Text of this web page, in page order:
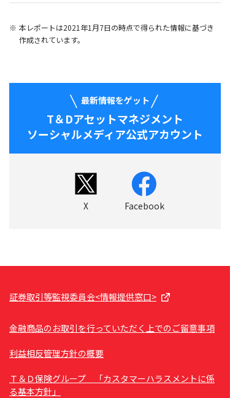
本レポートは2021年1月7日の時点で得られた情報に基づき
作成されています。
最新情報をゲット
T＆Dアセットマネジメント
ソーシャルメディア公式アカウント
X Facebook
証券取引等監視委員会<情報提供窓口>
金融商品のお取引を行っていただく上でのご留意事項
利益相反管理方針の概要
Ｔ＆Ｄ保険グループ 「カスタマーハラスメントに係
る基本方針」